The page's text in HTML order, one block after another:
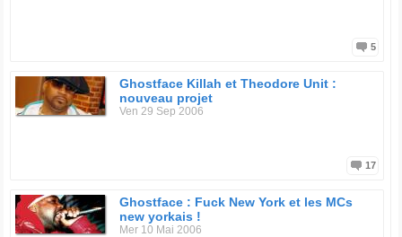
5
Ghostface Killah et Theodore Unit :
nouveau projet
Ven 29 Sep 2006
17
Ghostface : Fuck New York et les MCs
new yorkais !
Mer 10 Mai 2006